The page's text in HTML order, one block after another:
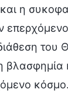
η
διάθεση